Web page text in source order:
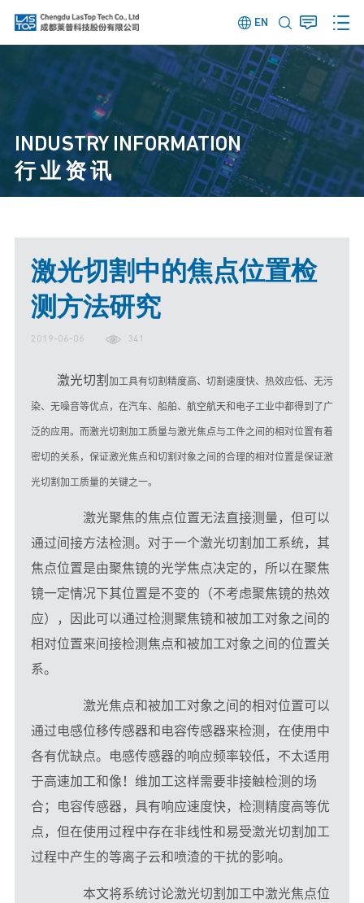
EN
INDUSTRY INFORMATION
行业资讯
激光切割中的焦点位置检
测方法研究
2019-06-06 341
激光切割 加工具有切割精度高、切割速度快、热效应低、无污
染、无噪音等优点，在汽车、船舶、 航空航天和电子工业中都得到了广
泛的应用。而激光切割加工质量与激光焦点与工件之间的相对位置有着
密切的关系，保证激光焦点和切割对象之间的合理的相对位置是保证激
光切割加工质量的关键之一。
激光聚焦的焦点位置无法直接测量，但可以
通过间接方法检测。对于一个激光切割加工系统，其
焦点位置是由聚焦镜的光学焦点决定的，所以在聚焦
镜一定情况下其位置是不变的（不考虑聚焦镜的热效
应），因此可以通过检测聚焦镜和被加工对象之间的
相对位置来间接检测焦点和被加工对象之间的位置关
系。
激光焦点和被加工对象之间的相对位置可以
通过电感位移传感器和电容传感器来检测，在使用中
各有优缺点。电感传感器的响应频率较低，不太适用
于高速加工和像！维加工这样需要非接触检测的场
合；电容传感器，具有响应速度快，检测精度高等优
点，但在使用过程中存在非线性和易受激光切割加工
过程中产生的等离子云和喷渣的干扰的影响。
本文将系统讨论激光切割加工中激光焦点位